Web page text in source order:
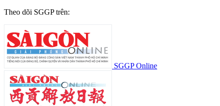
Theo dõi SGGP trên:
SGGP Online